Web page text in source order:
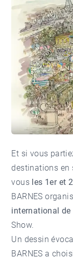
Et si vous
destinations en
vous les 1er et
BARNES
international de
Show.
Un dessin
BARNES a